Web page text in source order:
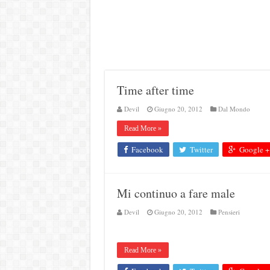
Time after time
Devil Giugno 20, 2012 Dal Mondo
Read More »
Facebook Twitter Google +
Mi continuo a fare male
Devil Giugno 20, 2012 Pensieri
Read More »